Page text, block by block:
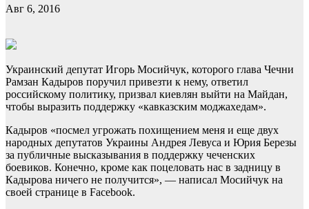
Авг 6, 2016
Украинский депутат Игорь Мосийчук, которого глава Чечни
Рамзан Кадыров поручил привезти к нему, ответил
российскому политику, призвал киевлян выйти на Майдан,
чтобы выразить поддержку «кавказским моджахедам».
Кадыров «посмел угрожать похищением меня и еще двух
народных депутатов Украины Андрея Левуса и Юрия Березы
за публичные высказывания в поддержку чеченских
боевиков. Конечно, кроме как поцеловать нас в задницу в
Кадырова ничего не получится», — написал Мосийчук на
своей странице в Facebook.